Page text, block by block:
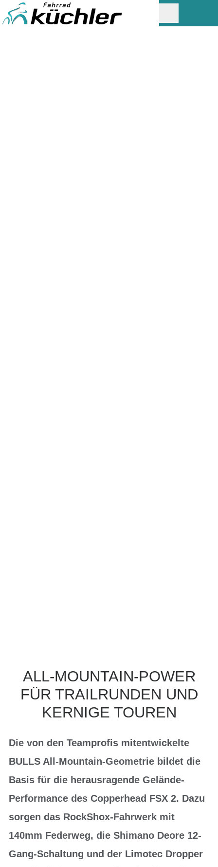
ALL-MOUNTAIN-POWER
FÜR TRAILRUNDEN UND
KERNIGE TOUREN
Die von den Teamprofis mitentwickelte
BULLS All-Mountain-Geometrie bildet die
Basis für die herausragende Gelände-
Performance des Copperhead FSX 2. Dazu
sorgen das RockShox-Fahrwerk mit
140mm Federweg, die Shimano Deore 12-
Gang-Schaltung und der Limotec Dropper